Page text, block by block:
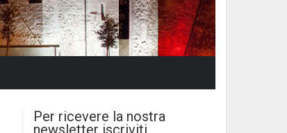
Per ricevere la nostra
newsletter iscriviti